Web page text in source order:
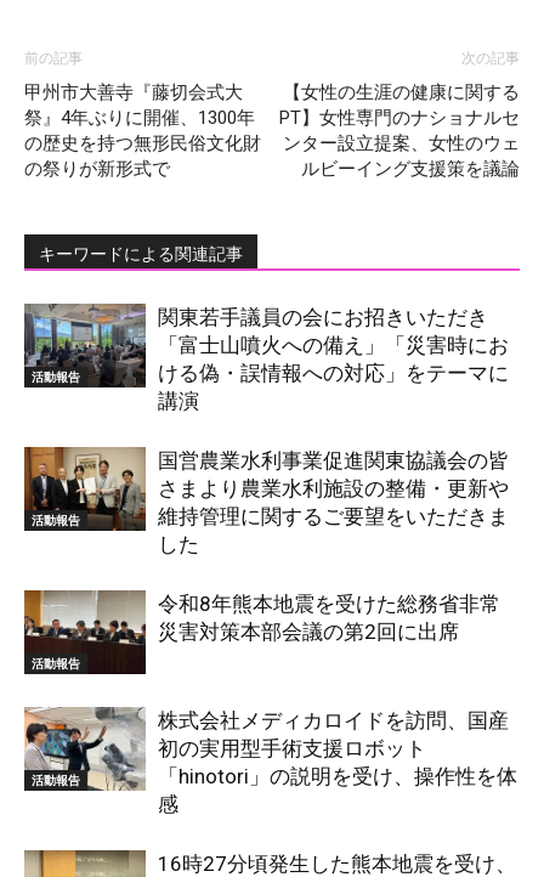
前の記事
甲州市大善寺『藤切会式大
祭』4年ぶりに開催、1300年
の歴史を持つ無形民俗文化財
の祭りが新形式で
次の記事
【女性の生涯の健康に関する
PT】女性専門のナショナルセ
ンター設立提案、女性のウェ
ルビーイング支援策を議論
キーワードによる関連記事
活動報告
関東若手議員の会にお招きいただき
「富士山噴火への備え」「災害時にお
ける偽・誤情報への対応」をテーマに
講演
活動報告
国営農業水利事業促進関東協議会の皆
さまより農業水利施設の整備・更新や
維持管理に関するご要望をいただきま
した
活動報告
令和8年熊本地震を受けた総務省非常
災害対策本部会議の第2回に出席
活動報告
株式会社メディカロイドを訪問、国産
初の実用型手術支援ロボット
「hinotori」の説明を受け、操作性を体
感
16時27分頃発生した熊本地震を受け、